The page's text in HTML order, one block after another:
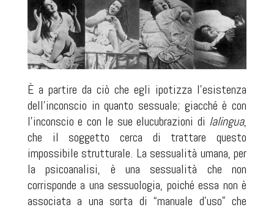
È a partire da ciò che egli ipotizza l’esistenza
dell’inconscio in quanto sessuale; giacché è con
l’inconscio e con le sue elucubrazioni di lalingua,
che il soggetto cerca di trattare questo
impossibile strutturale. La sessualità umana, per
la psicoanalisi, è una sessualità che non
corrisponde a una sessuologia, poiché essa non è
associata a una sorta di “manuale d’uso” che